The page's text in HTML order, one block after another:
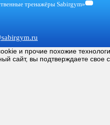
тренажёры Sabirgym»
и прочие похожие
сайт, вы подтверждаете свое